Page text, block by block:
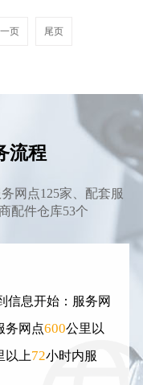
页 尾页
流程
网点125家、配套服
配件仓库53个
信息开始：服务网
务网点600公里以
以上72小时内服